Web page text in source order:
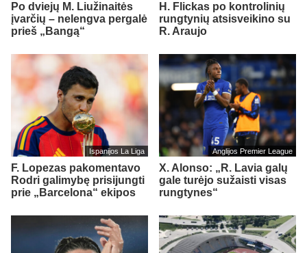
Po dviejų M. Liužinaitės
įvarčių – nelengva pergalė
prieš „Bangą“
H. Flickas po kontrolinių
rungtynių atsisveikino su
R. Araujo
Ispanijos La Liga
F. Lopezas pakomentavo
Rodri galimybę prisijungti
prie „Barcelona“ ekipos
Anglijos Premier League
X. Alonso: „R. Lavia galų
gale turėjo sužaisti visas
rungtynes“